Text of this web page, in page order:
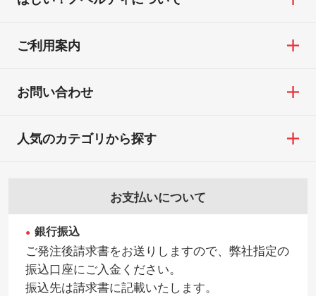
ご利用案内
お問い合わせ
お支払いについて
銀行振込
ご発注後請求書をお送りしますので、弊社指定の
振込口座にご入金ください。
振込先は請求書に記載いたします。
人気のカテゴリから探す